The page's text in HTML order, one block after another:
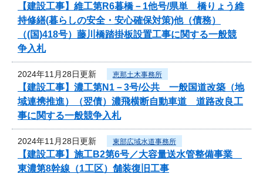
【建設工事】維工第R6暮橋－1他号/県単 橋りょう維
持修繕(暮らしの安全・安心確保対策)他（債務）
（(国)418号）藤川橋踏掛板設置工事に関する一般競
争入札
2024年11月28日更新 恵那土木事務所
【建設工事】濃工第N1－3号/公共 一般国道改築（地
域連携推進）（翌債）濃飛横断自動車道 道路改良工
事に関する一般競争入札
2024年11月28日更新 東部広域水道事務所
【建設工事】施工B2第6号／大容量送水管整備事業
東濃第8幹線（1工区）舗装復旧工事